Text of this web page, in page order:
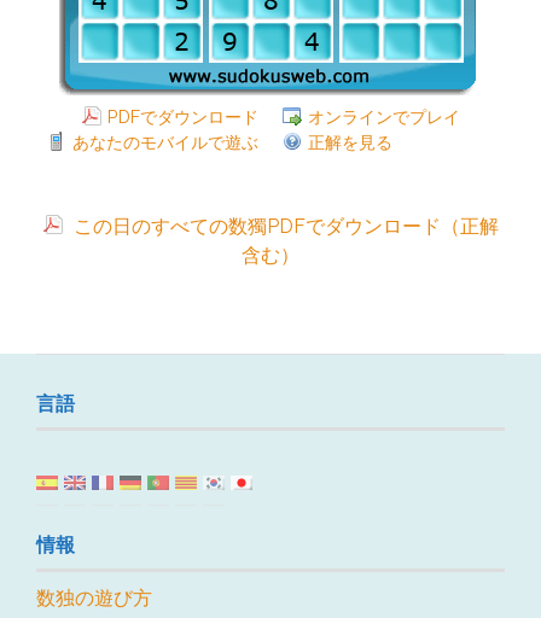
PDFでダウンロード
オンラインでプレイ
あなたのモバイルで遊ぶ
正解を見る
この日のすべての数獨PDFでダウンロード（正解
含む）
言語
情報
数独の遊び方